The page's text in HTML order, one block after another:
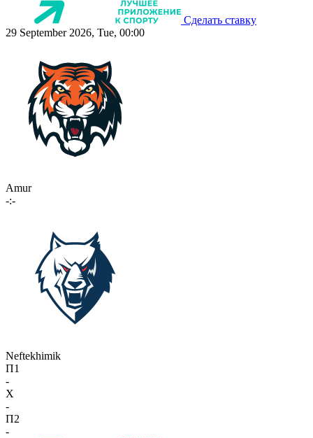
Сделать ставку
29 September 2026, Tue, 00:00
Amur
-:-
Neftekhimik
П1
-
X
-
П2
-